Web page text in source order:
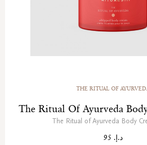
THE RITUAL OF
The Ritual Of Ayurveda
The Ritual of Ayurveda Body
د.إ. 95